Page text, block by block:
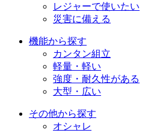
レジャーで使いたい
災害に備える
機能から探す
カンタン組立
軽量・軽い
強度・耐久性がある
大型・広い
その他から探す
オシャレ